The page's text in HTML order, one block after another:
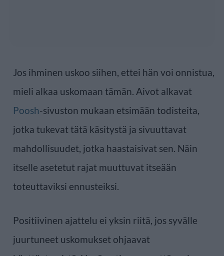
Jos ihminen uskoo siihen, ettei hän voi onnistua,
mieli alkaa uskomaan tämän. Aivot alkavat
Poosh-sivuston mukaan etsimään todisteita,
jotka tukevat tätä käsitystä ja sivuuttavat
mahdollisuudet, jotka haastaisivat sen. Näin
itselle asetetut rajat muuttuvat itseään
toteuttaviksi ennusteiksi.
Positiivinen ajattelu ei yksin riitä, jos syvälle
juurtuneet uskomukset ohjaavat